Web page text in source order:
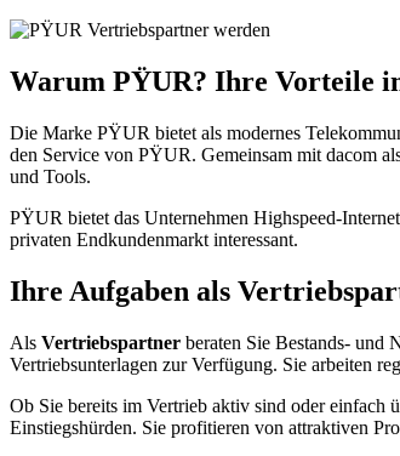
Warum PŸUR? Ihre Vorteile
Die Marke PŸUR bietet als modernes
den Service von PŸUR. Gemeinsam mit dacom
und Tools.
PŸUR bietet das Unternehmen Highspeed-
privaten Endkundenmarkt interessant.
Ihre Aufgaben als
Als Vertriebspartner beraten Sie Bestands- und
Vertriebsunterlagen zur Verfügung. Sie arbeiten
Ob Sie bereits im Vertrieb aktiv sind oder
Einstiegshürden. Sie profitieren von attraktiven